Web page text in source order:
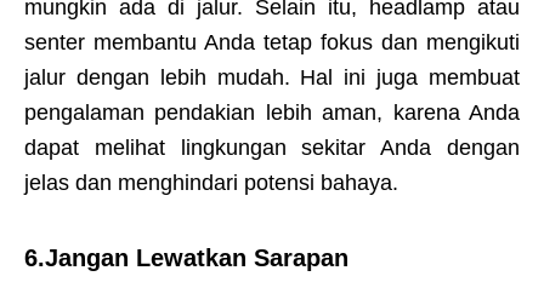
mungkin ada di jalur. Selain itu, headlamp atau
senter membantu Anda tetap fokus dan mengikuti
jalur dengan lebih mudah. Hal ini juga membuat
pengalaman pendakian lebih aman, karena Anda
dapat melihat lingkungan sekitar Anda dengan
jelas dan menghindari potensi bahaya.
6.Jangan Lewatkan Sarapan